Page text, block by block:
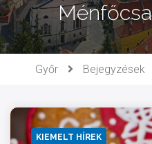
Győr Bejegyzések
KIEMELT HÍREK